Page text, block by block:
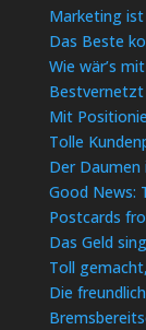
Marketing
Das Beste
Wie wär’s
Bestvernetzt
Mit
Tolle
Der
Good News:
Postcards
Das Geld
Toll
Die